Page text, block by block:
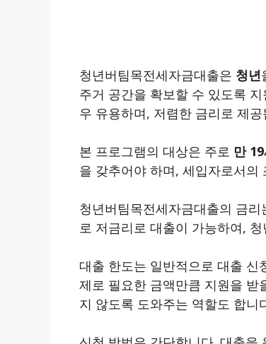
청년버팀목전세자금대출은 청년
주거 공간을 확보할 수 있도록
우 유용하며, 저렴한 금리로 제공
본 프로그램의 대상은 주로 만
을 갖추어야 하며, 세입자로서의
청년버팀목전세자금대출의 금
로 저금리로 대출이 가능하여,
대출 한도는 일반적으로 대출
제로 필요한 금액만큼 지원을 받
지 않도록 도와주는 역할도 합니